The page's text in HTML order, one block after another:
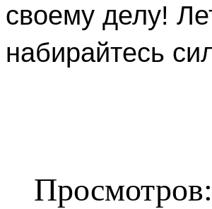
своему делу!
набирайтесь